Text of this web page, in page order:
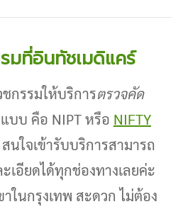
มที่อินทัชเมดิแคร์
กรรมให้บริการตรวจคัด
บบ คือ NIPT หรือ NIFTY
สนใจเข้ารับบริการสามารถ
เอียดได้ทุกช่องทางเลยค่ะ
ในกรุงเทพ สะดวก ไม่ต้อง